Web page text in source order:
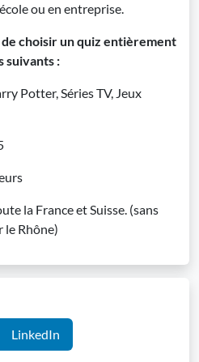
ou en entreprise.
choisir un quiz entièrement
suivants :
Potter, Séries TV, Jeux
la France et Suisse. (sans
le Rhône)
LinkedIn